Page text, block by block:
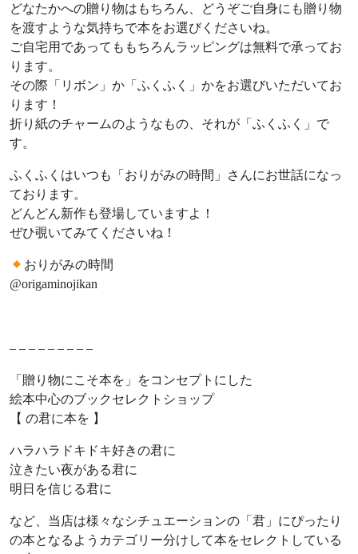
どなたかへの贈り物はもちろん、どうぞご自身にも贈り物
を渡すような気持ちで本をお選びくださいね。
ご自宅用であってももちろんラッピングは無料で承ってお
ります。
その際「リボン」か「ふくふく」かをお選びいただいてお
ります！
折り紙のチャームのようなもの、それが「ふくふく」で
す。
ふくふくはいつも「おりがみの時間」さんにお世話になっ
ております。
どんどん新作も登場していますよ！
ぜひ覗いてみてくださいね！
おりがみの時間
@origaminojikan
– – – – – – – – –
「贈り物にこそ本を」をコンセプトにした
絵本中心のブックセレクトショップ
【 の君に本を 】
ハラハラドキドキ好きの君に
泣きたい夜がある君に
明日を信じる君に
など、当店は様々なシチュエーションの「君」にぴったり
の本となるようカテゴリー分けして本をセレクトしている